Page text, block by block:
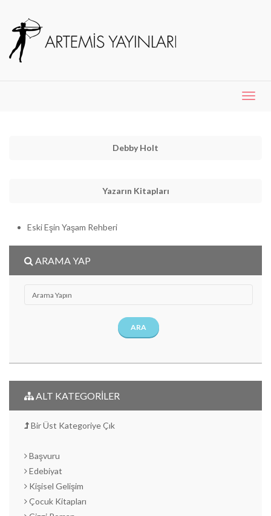
Debby Holt
Yazarın Kitapları
Eski Eşin Yaşam Rehberi
ARAMA YAP
ARA
ALT KATEGORİLER
Bir Üst Kategoriye Çık
Başvuru
Edebiyat
Kişisel Gelişim
Çocuk Kitapları